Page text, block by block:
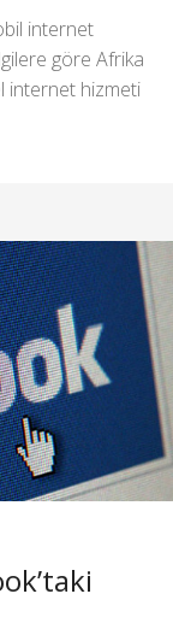
internet
göre Afrika
internet hizmeti